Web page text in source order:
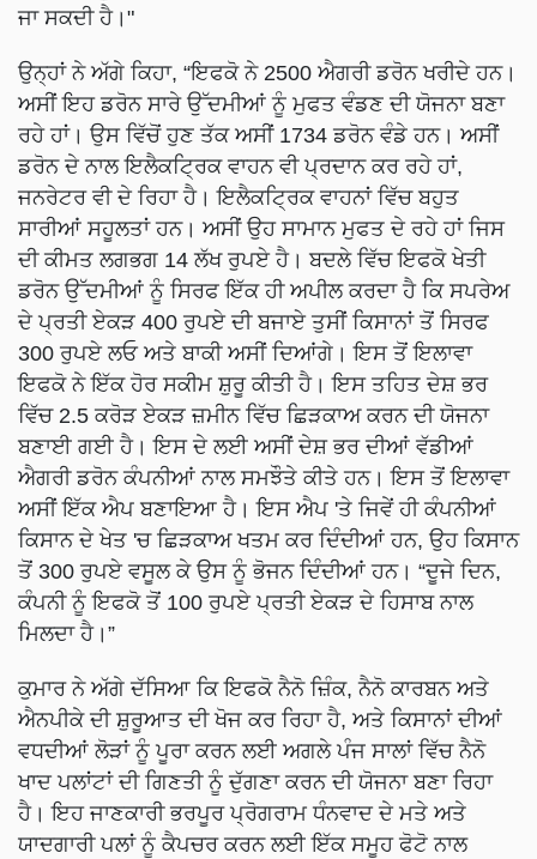
ਜਾ ਸਕਦੀ ਹੈ।"
ਉਨ੍ਹਾਂ ਨੇ ਅੱਗੇ ਕਿਹਾ, “ਇਫਕੋ ਨੇ 2500 ਐਗਰੀ ਡਰੋਨ ਖਰੀਦੇ ਹਨ।
ਅਸੀਂ ਇਹ ਡਰੋਨ ਸਾਰੇ ਉੱਦਮੀਆਂ ਨੂੰ ਮੁਫਤ ਵੰਡਣ ਦੀ ਯੋਜਨਾ ਬਣਾ
ਰਹੇ ਹਾਂ। ਉਸ ਵਿੱਚੋਂ ਹੁਣ ਤੱਕ ਅਸੀਂ 1734 ਡਰੋਨ ਵੰਡੇ ਹਨ। ਅਸੀਂ
ਡਰੋਨ ਦੇ ਨਾਲ ਇਲੈਕਟ੍ਰਿਕ ਵਾਹਨ ਵੀ ਪ੍ਰਦਾਨ ਕਰ ਰਹੇ ਹਾਂ,
ਜਨਰੇਟਰ ਵੀ ਦੇ ਰਿਹਾ ਹੈ। ਇਲੈਕਟ੍ਰਿਕ ਵਾਹਨਾਂ ਵਿੱਚ ਬਹੁਤ
ਸਾਰੀਆਂ ਸਹੂਲਤਾਂ ਹਨ। ਅਸੀਂ ਉਹ ਸਾਮਾਨ ਮੁਫਤ ਦੇ ਰਹੇ ਹਾਂ ਜਿਸ
ਦੀ ਕੀਮਤ ਲਗਭਗ 14 ਲੱਖ ਰੁਪਏ ਹੈ। ਬਦਲੇ ਵਿੱਚ ਇਫਕੋ ਖੇਤੀ
ਡਰੋਨ ਉੱਦਮੀਆਂ ਨੂੰ ਸਿਰਫ ਇੱਕ ਹੀ ਅਪੀਲ ਕਰਦਾ ਹੈ ਕਿ ਸਪਰੇਅ
ਦੇ ਪ੍ਰਤੀ ਏਕੜ 400 ਰੁਪਏ ਦੀ ਬਜਾਏ ਤੁਸੀਂ ਕਿਸਾਨਾਂ ਤੋਂ ਸਿਰਫ
300 ਰੁਪਏ ਲਓ ​​ਅਤੇ ਬਾਕੀ ਅਸੀਂ ਦਿਆਂਗੇ। ਇਸ ਤੋਂ ਇਲਾਵਾ
ਇਫਕੋ ਨੇ ਇੱਕ ਹੋਰ ਸਕੀਮ ਸ਼ੁਰੂ ਕੀਤੀ ਹੈ। ਇਸ ਤਹਿਤ ਦੇਸ਼ ਭਰ
ਵਿੱਚ 2.5 ਕਰੋੜ ਏਕੜ ਜ਼ਮੀਨ ਵਿੱਚ ਛਿੜਕਾਅ ਕਰਨ ਦੀ ਯੋਜਨਾ
ਬਣਾਈ ਗਈ ਹੈ। ਇਸ ਦੇ ਲਈ ਅਸੀਂ ਦੇਸ਼ ਭਰ ਦੀਆਂ ਵੱਡੀਆਂ
ਐਗਰੀ ਡਰੋਨ ਕੰਪਨੀਆਂ ਨਾਲ ਸਮਝੌਤੇ ਕੀਤੇ ਹਨ। ਇਸ ਤੋਂ ਇਲਾਵਾ
ਅਸੀਂ ਇੱਕ ਐਪ ਬਣਾਇਆ ਹੈ। ਇਸ ਐਪ 'ਤੇ ਜਿਵੇਂ ਹੀ ਕੰਪਨੀਆਂ
ਕਿਸਾਨ ਦੇ ਖੇਤ 'ਚ ਛਿੜਕਾਅ ਖਤਮ ਕਰ ਦਿੰਦੀਆਂ ਹਨ, ਉਹ ਕਿਸਾਨ
ਤੋਂ 300 ਰੁਪਏ ਵਸੂਲ ਕੇ ਉਸ ਨੂੰ ਭੋਜਨ ਦਿੰਦੀਆਂ ਹਨ। “ਦੂਜੇ ਦਿਨ,
ਕੰਪਨੀ ਨੂੰ ਇਫਕੋ ਤੋਂ 100 ਰੁਪਏ ਪ੍ਰਤੀ ਏਕੜ ਦੇ ਹਿਸਾਬ ਨਾਲ
ਮਿਲਦਾ ਹੈ।”
ਕੁਮਾਰ ਨੇ ਅੱਗੇ ਦੱਸਿਆ ਕਿ ਇਫਕੋ ਨੈਨੋ ਜ਼ਿੰਕ, ਨੈਨੋ ਕਾਰਬਨ ਅਤੇ
ਐਨਪੀਕੇ ਦੀ ਸ਼ੁਰੂਆਤ ਦੀ ਖੋਜ ਕਰ ਰਿਹਾ ਹੈ, ਅਤੇ ਕਿਸਾਨਾਂ ਦੀਆਂ
ਵਧਦੀਆਂ ਲੋੜਾਂ ਨੂੰ ਪੂਰਾ ਕਰਨ ਲਈ ਅਗਲੇ ਪੰਜ ਸਾਲਾਂ ਵਿੱਚ ਨੈਨੋ
ਖਾਦ ਪਲਾਂਟਾਂ ਦੀ ਗਿਣਤੀ ਨੂੰ ਦੁੱਗਣਾ ਕਰਨ ਦੀ ਯੋਜਨਾ ਬਣਾ ਰਿਹਾ
ਹੈ। ਇਹ ਜਾਣਕਾਰੀ ਭਰਪੂਰ ਪ੍ਰੋਗਰਾਮ ਧੰਨਵਾਦ ਦੇ ਮਤੇ ਅਤੇ
ਯਾਦਗਾਰੀ ਪਲਾਂ ਨੂੰ ਕੈਪਚਰ ਕਰਨ ਲਈ ਇੱਕ ਸਮੂਹ ਫੋਟੋ ਨਾਲ